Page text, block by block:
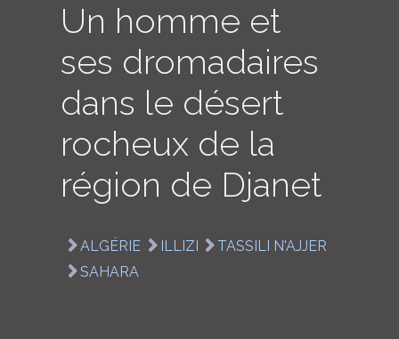
ENGLISH
Un homme et
ses dromadaires
dans le désert
rocheux de la
région de Djanet
ALGÉRIE ILLIZI
TASSILI N'AJJER
SAHARA